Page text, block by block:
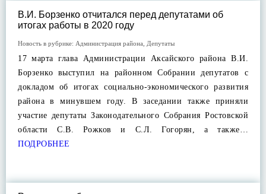
В.И. Борзенко отчитался перед депутатами об
итогах работы в 2020 году
Новость в рубрике: Администрация района Депутаты
17 марта глава Администрации Аксайского района В.И.
Борзенко выступил на районном Собрании депутатов с
докладом об итогах социально-экономического развития
района в минувшем году. В заседании также приняли
участие депутаты Законодательного Собрания Ростовской
области С.В. Рожков и С.Л. Гогорян, а также…
ПОДРОБНЕЕ